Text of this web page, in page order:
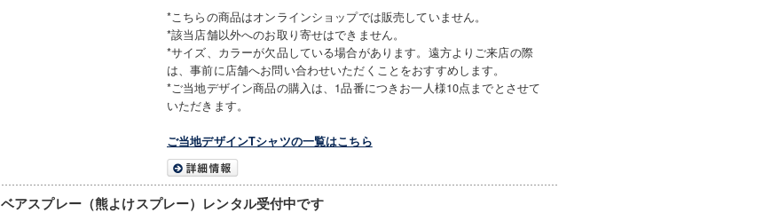
*こちらの商品はオンラインショップでは販売していません。
*該当店舗以外へのお取り寄せはできません。
*サイズ、カラーが欠品している場合があります。遠方よりご来店の際
は、事前に店舗へお問い合わせいただくことをおすすめします。
*ご当地デザイン商品の購入は、1品番につきお一人様10点までとさせて
いただきます。
ご当地デザインTシャツの一覧はこちら
ベアスプレー（熊よけスプレー）レンタル受付中です